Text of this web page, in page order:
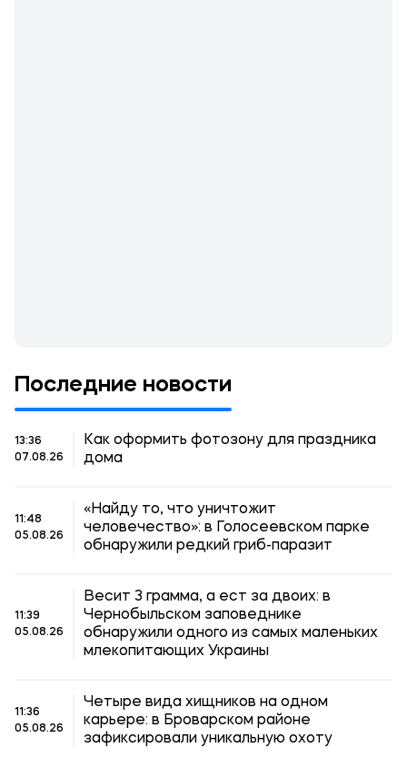
Последние новости
13:36
07.08.26
Как оформить фотозону для праздника
дома
11:48
05.08.26
«Найду то, что уничтожит
человечество»: в Голосеевском парке
обнаружили редкий гриб-паразит
11:39
05.08.26
Весит 3 грамма, а ест за двоих: в
Чернобыльском заповеднике
обнаружили одного из самых маленьких
млекопитающих Украины
11:36
05.08.26
Четыре вида хищников на одном
карьере: в Броварском районе
зафиксировали уникальную охоту